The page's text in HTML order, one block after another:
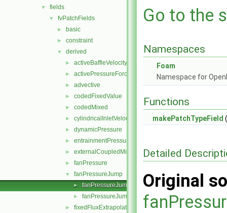
▼ fields
▼ fvPatchFields
► basic
► constraint
▼ derived
► activeBaffleVelocity
► activePressureForceBaffleVelocity
► advective
► codedFixedValue
► codedMixed
► cylindricalInletVelocity
► dynamicPressure
► entrainmentPressure
► externalCoupledMixed
► fanPressure
▼ fanPressureJump
► fanPressureJumpFvPatchScalarField.C
► fanPressureJumpFvPatchScalarField.H
► fixedFluxExtrapolatedPressure
Go to the
Namespaces
Foam
Namespace for
Functions
makePatchTypeField
Detailed
Original